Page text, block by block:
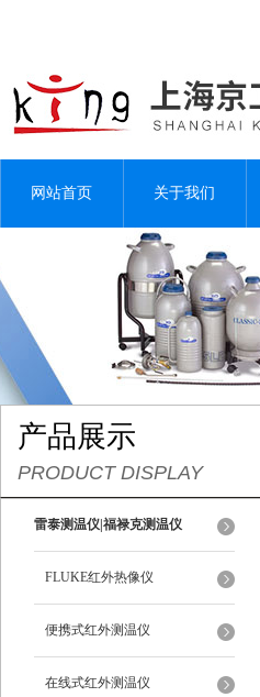
网站首页 关于我们
产品展示
PRODUCT DISPLAY
雷泰测温仪|福禄克测温仪
FLUKE红外热像仪
便携式红外测温仪
在线式红外测温仪